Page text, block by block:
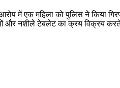
में एक महिला को पुलिस ने किया
और नशीले टेबलेट का क्रय विक्रय